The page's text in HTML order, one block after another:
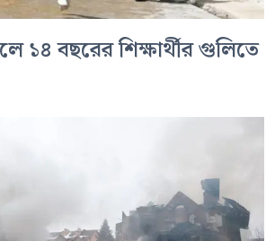
১৪ বছরের শিক্ষার্থীর গুলিতে